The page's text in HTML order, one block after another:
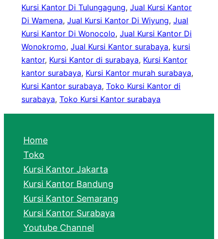
Kursi Kantor Di Tulungagung, Jual Kursi Kantor
Di Wamena, Jual Kursi Kantor Di Wiyung, Jual
Kursi Kantor Di Wonocolo, Jual Kursi Kantor Di
Wonokromo, Jual Kursi Kantor surabaya, kursi
kantor, Kursi Kantor di surabaya, Kursi Kantor
kantor surabaya, Kursi Kantor murah surabaya
Kursi Kantor surabaya, Toko Kursi Kantor di
surabaya, Toko Kursi Kantor surabaya
Home
Toko
Kursi Kantor Jakarta
Kursi Kantor Bandung
Kursi Kantor Semarang
Kursi Kantor Surabaya
Youtube Channel